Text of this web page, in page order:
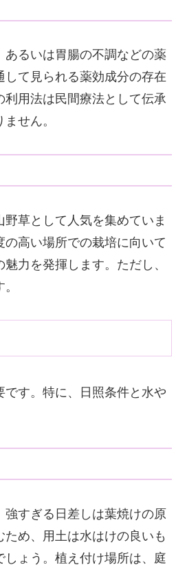
るいは胃腸の不調などの薬
て見られる薬効成分の存在
用法は民間療法として伝承
せん。
草として人気を集めていま
高い場所での栽培に向いて
力を発揮します。ただし、
です。特に、日照条件と水や
強すぎる日差しは葉焼けの原
め、用土は水はけの良いも
ょう。植え付け場所は、庭